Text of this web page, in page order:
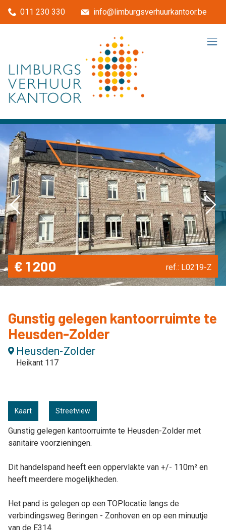
Menu overslaan en naar de inhoud gaan
011 230 330 info@limburgsverhuurkantoor.be
Previous
€ 1 200 ref.: L0219-Z
Gunstig gelegen kantoorruimte te
Heusden-Zolder
Heusden-Zolder
Heikant 117
Kaart Streetview
Gunstig gelegen kantoorruimte te Heusden-Zolder met
sanitaire voorzieningen.
Dit handelspand heeft een oppervlakte van +/- 110m² en
heeft meerdere mogelijkheden.
Het pand is gelegen op een TOPlocatie langs de
verbindingsweg Beringen - Zonhoven en op een minuutje
van de E314.